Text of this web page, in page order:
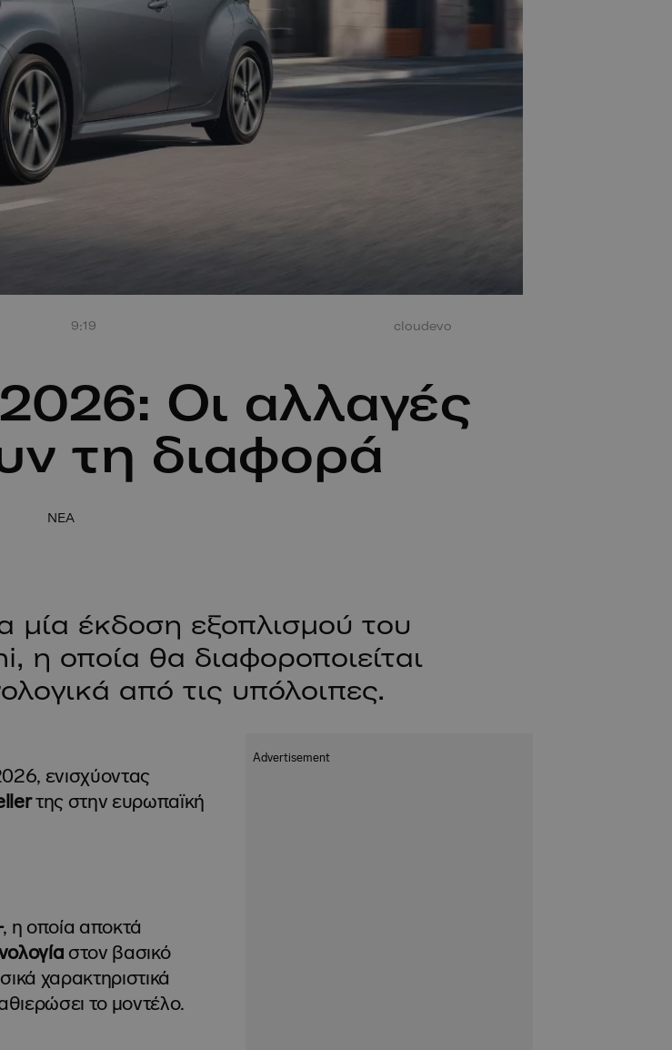
100 χρόνια Spa! Όλα
ξεκίνησαν κάπως έτσι…
9:19 cloudevo
Οι αλλαγές
τη διαφορά
NEA
μία έκδοση εξοπλισμού του
η οποία θα διαφοροποιείται
από τις υπόλοιπες.
ενισχύοντας
της στην ευρωπαϊκή
, η οποία αποκτά
στον βασικό
χαρακτηριστικά
το μοντέλο.